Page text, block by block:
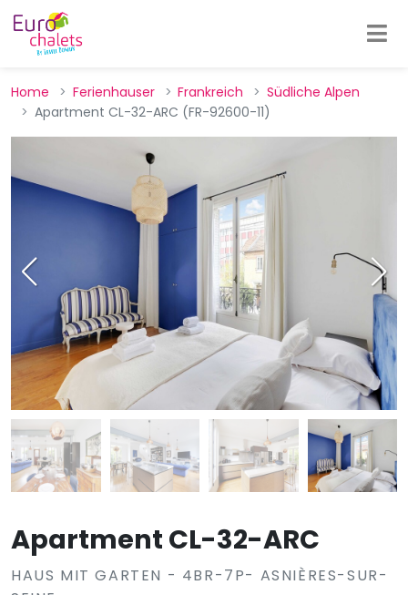
Home Ferienhauser Frankreich
Südliche Alpen
Apartment CL-32-ARC (FR-92600-11)
Apartment CL-32-ARC
HAUS MIT GARTEN - 4BR-7P- ASNIÈRES-SUR-